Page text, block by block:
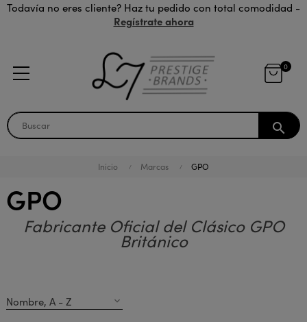
Todavía no eres cliente? Haz tu pedido con total comodidad -
Regístrate ahora
0
search
Inicio Marcas GPO
GPO
Fabricante Oficial del Clásico GPO
Británico
Nombre, A - Z expand_more